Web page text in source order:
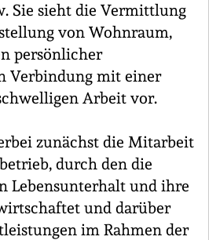
Sie sieht die Vermittlung
von Wohnraum,
persönlicher
Verbindung mit einer
Arbeit vor.
zunächst die Mitarbeit
durch den die
Lebensunterhalt und ihre
und darüber
im Rahmen der